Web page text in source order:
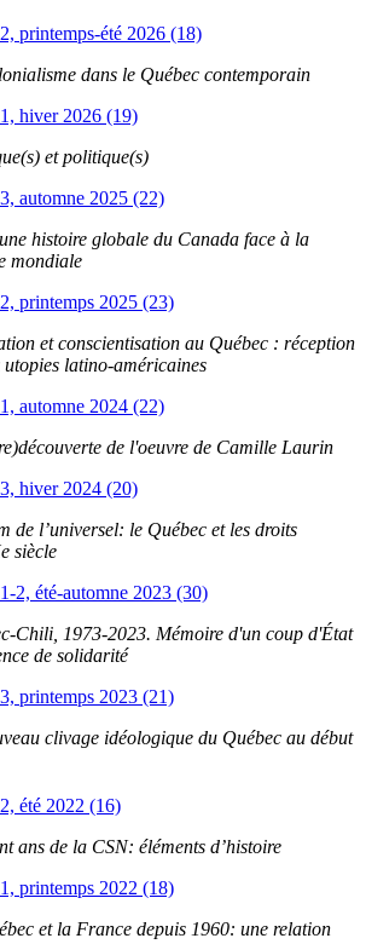
printemps-été 2026 (18)
dans le Québec contemporain
hiver 2026 (19)
et politique(s)
automne 2025 (22)
histoire globale du Canada face à la
mondiale
printemps 2025 (23)
et conscientisation au Québec : réception
utopies latino-américaines
automne 2024 (22)
de l'oeuvre de Camille Laurin
hiver 2024 (20)
de l’universel: le Québec et les droits
siècle
2, été-automne 2023 (30)
Chili, 1973-2023. Mémoire d'un coup d'État
de solidarité
printemps 2023 (21)
clivage idéologique du Québec au début
été 2022 (16)
ans de la CSN: éléments d’histoire
printemps 2022 (18)
et la France depuis 1960: une relation